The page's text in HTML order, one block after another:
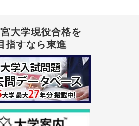
大学現役合格を
指すなら東進